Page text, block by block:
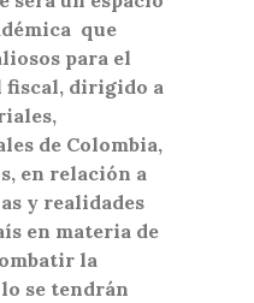
que
para el
dirigido a
de Colombia,
en relación a
y realidades
en materia de
la
se tendrán